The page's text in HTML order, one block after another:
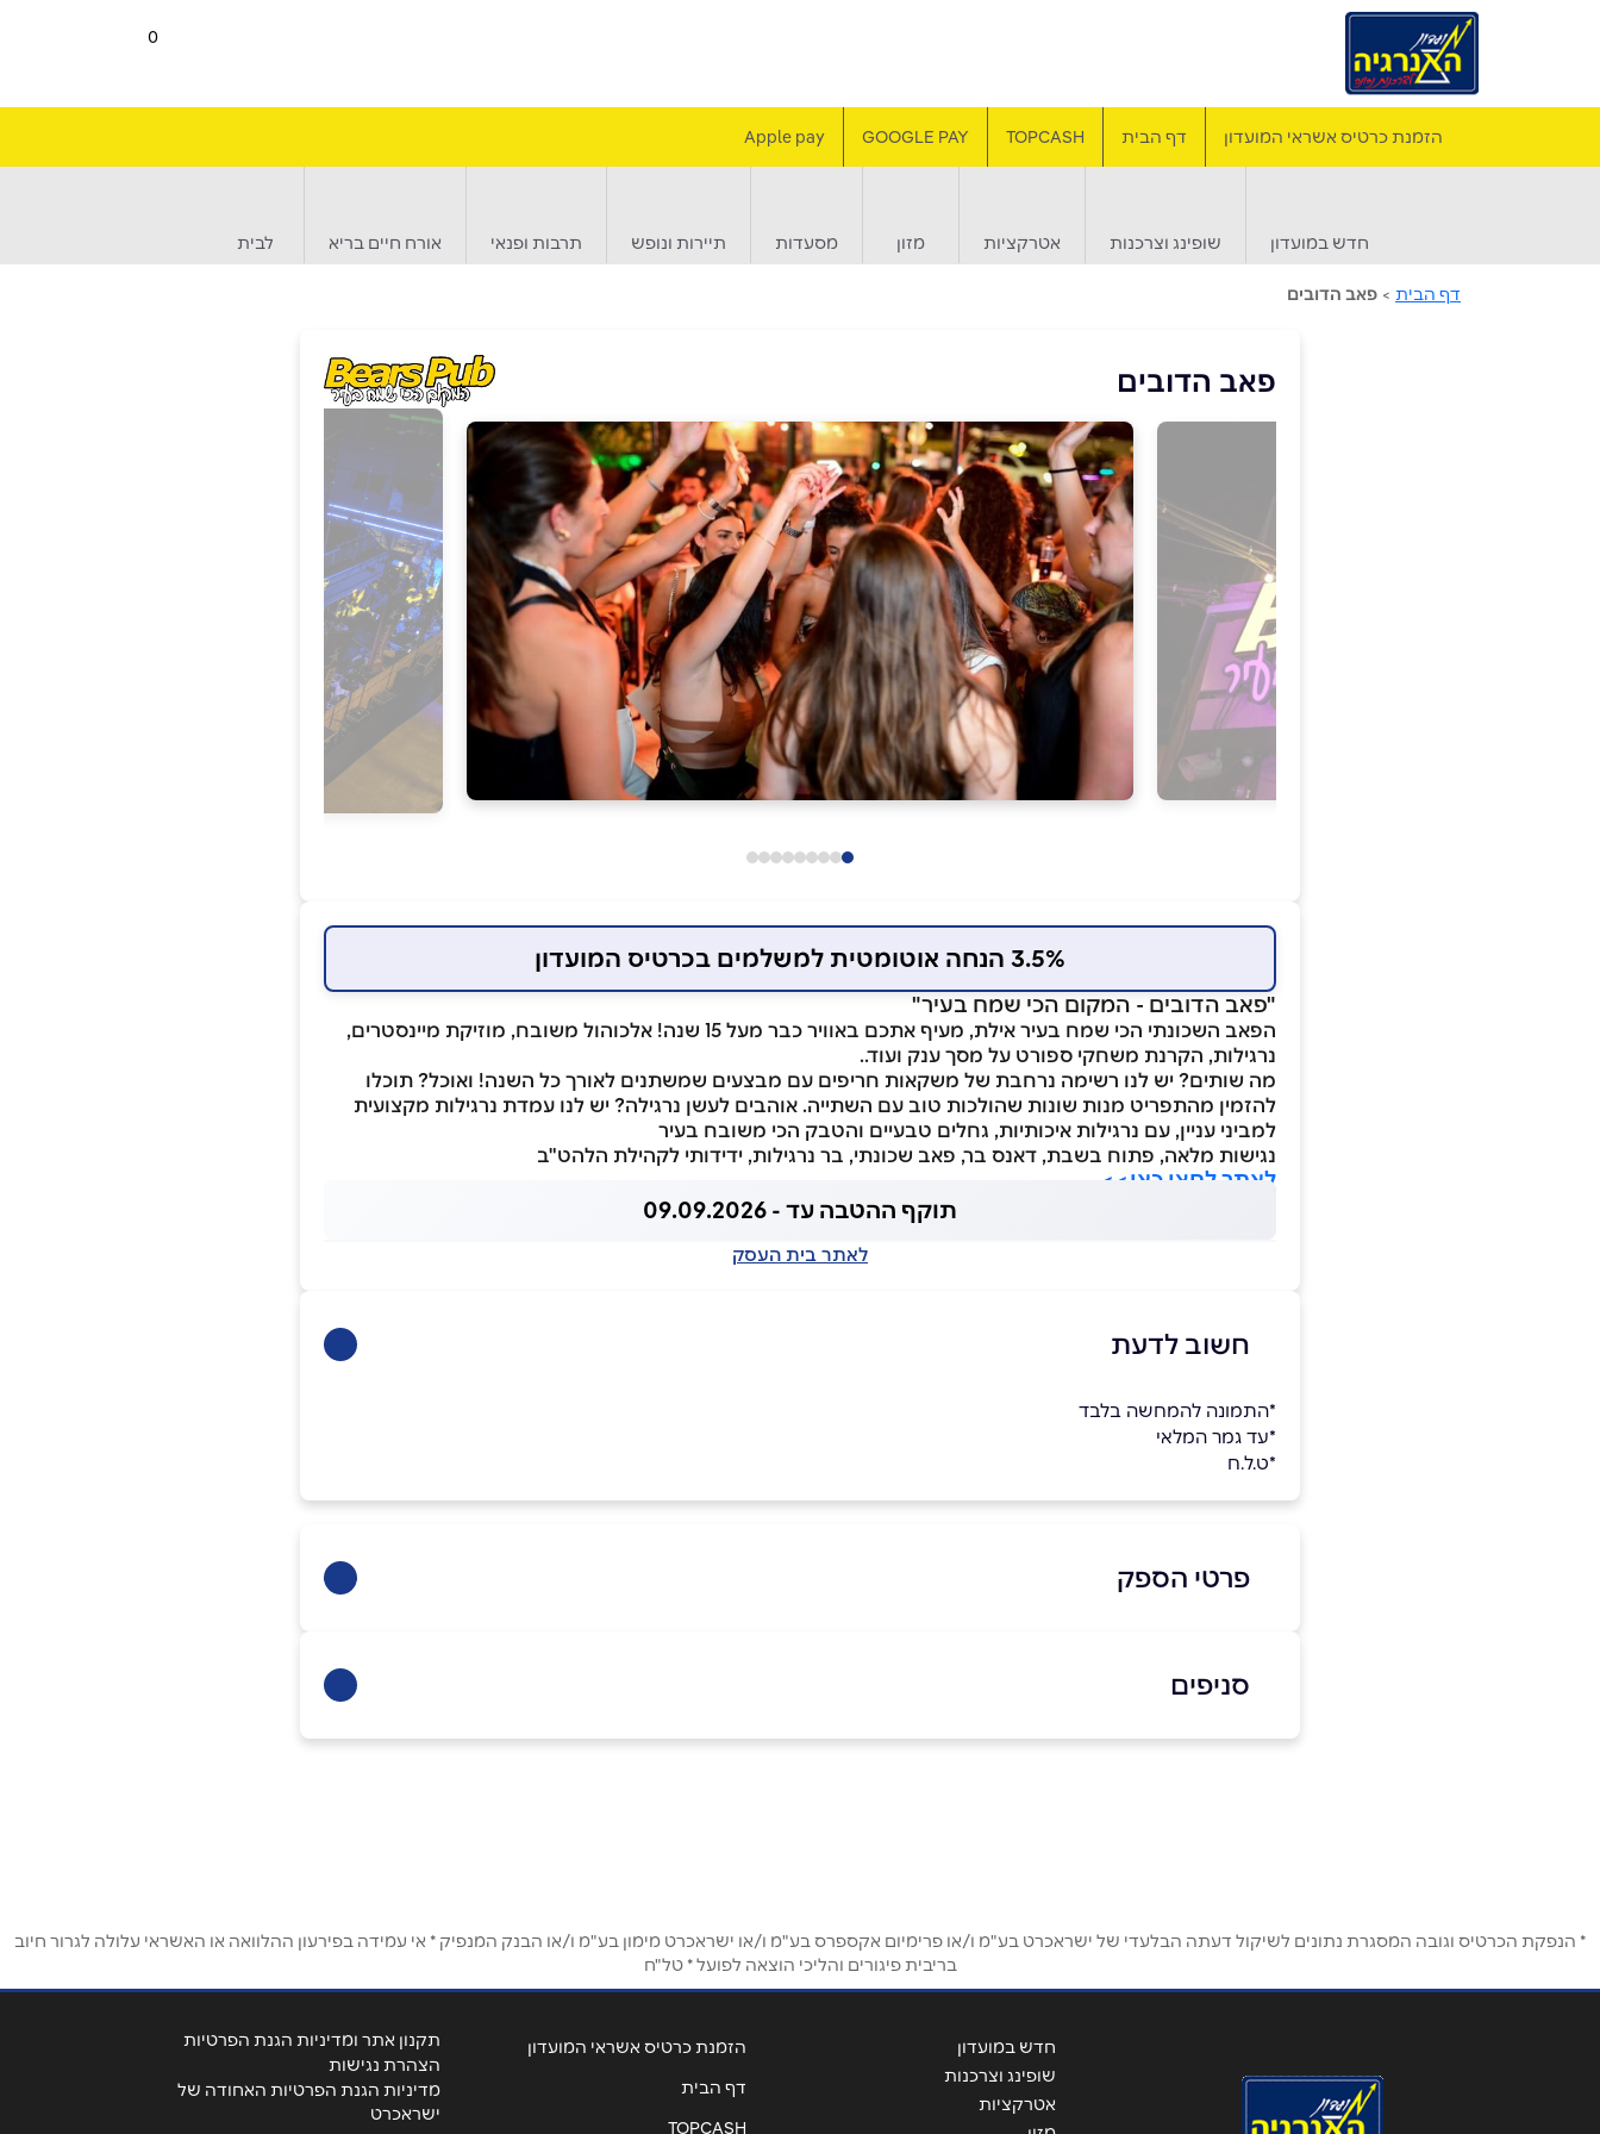
0
הזמנת כרטיס אשראי המועדון דף הבית TOPCASH
GOOGLE PAY
Apple pay
חדש במועדון שופינג וצרכנות אטרקציות מזון מסעדות תיירות ונופש תרבות ופנאי אורח חיים בריא לבית
דף הבית > פאב הדובים
פאב הדובים
3.5% הנחה אוטומטית למשלמים בכרטיס המועדון
"פאב הדובים - המקום הכי שמח בעיר"
הפאב השכונתי הכי שמח בעיר אילת, מעיף אתכם באוויר כבר מעל 15 שנה! אלכוהול משובח, מוזיקת מיינסטרים,
נרגילות, הקרנת משחקי ספורט על מסך ענק ועוד..
מה שותים? יש לנו רשימה נרחבת של משקאות חריפים עם מבצעים שמשתנים לאורך כל השנה! ואוכל? תוכלו
להזמין מהתפריט מנות שונות שהולכות טוב עם השתייה. אוהבים לעשן נרגילה? יש לנו עמדת נרגילות מקצועית
למביני עניין, עם נרגילות איכותיות, גחלים טבעיים והטבק הכי משובח בעיר
נגישות מלאה, פתוח בשבת, דאנס בר, פאב שכונתי, בר נרגילות, ידידותי לקהילת הלהט"ב
לאתר לחצו כאן>>
תוקף ההטבה עד - 09.09.2026
לאתר בית העסק
חשוב לדעת
*התמונה להמחשה בלבד
*עד גמר המלאי
*ט.ל.ח
פרטי הספק
באתר
סניפים
אילת
* הנפקת הכרטיס וגובה המסגרת נתונים לשיקול דעתה הבלעדי של ישראכרט בע"מ ו/או פרימיום אקספרס בע"מ ו/או ישראכרט מימון בע"מ ו/או הבנק המנפיק * אי עמידה בפירעון ההלוואה או האשראי עלולה לגרור חיוב
בריבית פיגורים והליכי הוצאה לפועל * טל"ח
חדש במועדון
שופינג וצרכנות
אטרקציות
הזמנת כרטיס אשראי המועדון
דף הבית
TOPCASH
תקנון אתר ומדיניות הגנת הפרטיות
הצהרת נגישות
מדיניות הגנת הפרטיות האחודה של
ישראכרט